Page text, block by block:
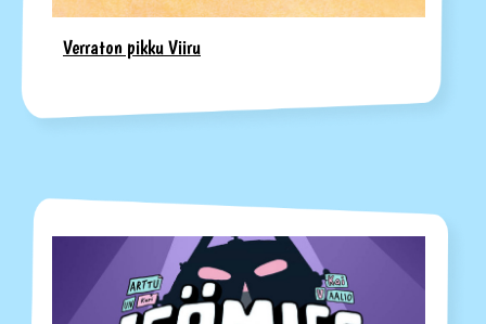
Verraton pikku Viiru